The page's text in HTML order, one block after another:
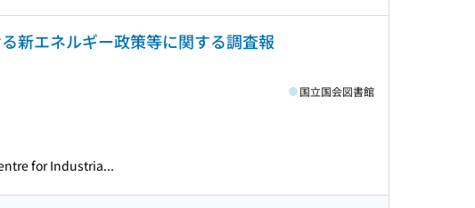
新エネルギー政策等に関する調査報
国立国会図書館
for Industria...